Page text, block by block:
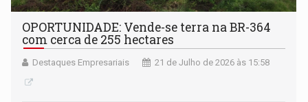
OPORTUNIDADE: Vende-se terra na BR-364
com cerca de 255 hectares
Destaques Empresariais 21 de Julho de 2026 às 15:58